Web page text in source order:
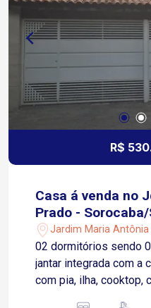
próxima a
hospitais, padarias,
comércios e serviços
proximidades,
diferentes regiões da
R$
Casa á venda no
Prado - Sorocaba/
Jardim Maria
02 dormitórios sendo
jantar integrada com a
com pia, ilha, cooktop, coifa, torre quente